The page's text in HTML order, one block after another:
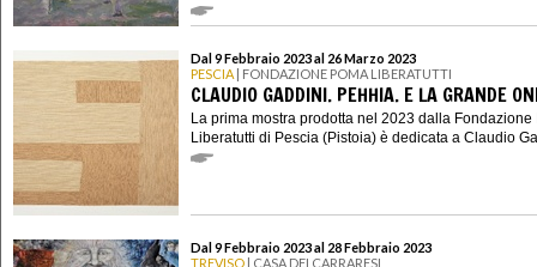
Dal 9 Febbraio 2023 al 26 Marzo 2023
PESCIA | FONDAZIONE POMA LIBERATUTTI
CLAUDIO GADDINI. PEHHIA. E LA GRANDE
La prima mostra prodotta nel 2023 dalla Fondazione
Liberatutti di Pescia (Pistoia) è dedicata a Claudio
Dal 9 Febbraio 2023 al 28 Febbraio 2023
TREVISO | CASA DEI CARRARESI